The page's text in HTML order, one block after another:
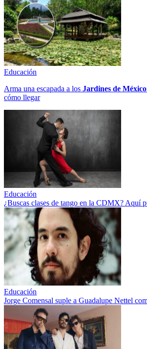
Educación
Arma una escapada a los Jardines de México
cómo llegar
Educación
¿Buscas clases de tango en la CDMX? Aquí
Educación
Jorge Comensal suple a Guadalupe Nettel